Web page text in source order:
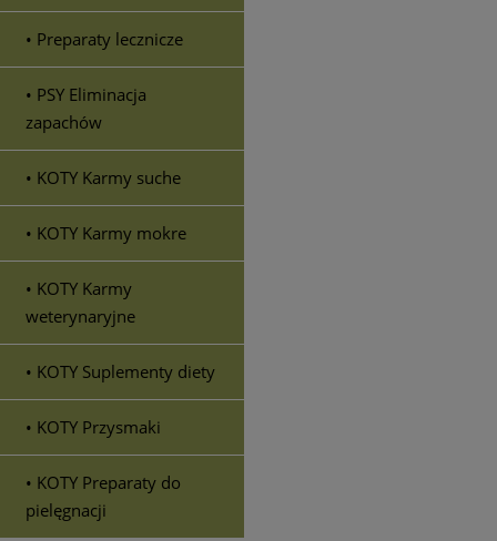
• Preparaty lecznicze
• PSY Eliminacja
zapachów
• KOTY Karmy suche
• KOTY Karmy mokre
• KOTY Karmy
weterynaryjne
• KOTY Suplementy diety
• KOTY Przysmaki
• KOTY Preparaty do
pielęgnacji